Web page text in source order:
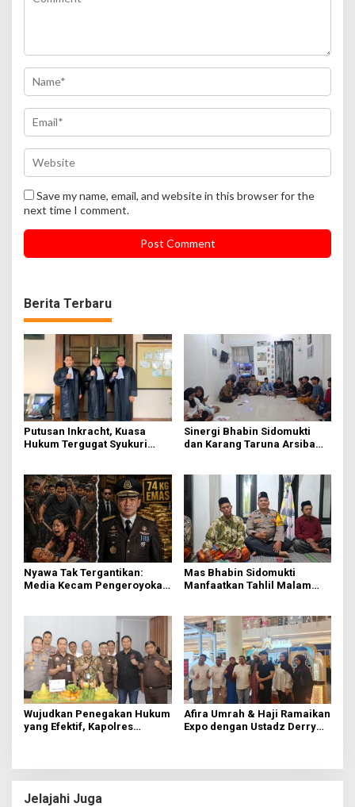
Save my name, email, and website in this browser for the
next time I comment.
Berita Terbaru
Putusan Inkracht, Kuasa
Hukum Tergugat Syukuri
Sinergi Bhabin Sidomukti
dan Karang Taruna Arsiba
Nyawa Tak Tergantikan:
Media Kecam Pengeroyokan
Mas Bhabin Sidomukti
Manfaatkan Tahlil Malam
Wujudkan Penegakan Hukum
yang Efektif, Kapolres
Afira Umrah & Haji Ramaikan
Expo dengan Ustadz Derry
Jelajahi Juga